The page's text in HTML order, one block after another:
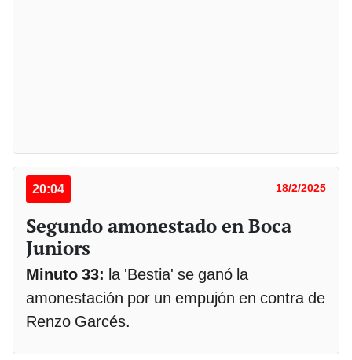
20:04 18/2/2025
Segundo amonestado en Boca
Juniors
Minuto 33: la 'Bestia' se ganó la
amonestación por un empujón en contra de
Renzo Garcés.